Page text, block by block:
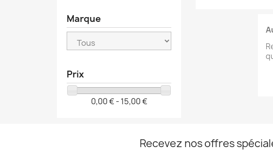
Marque
Prix
0,00 € - 15,00 €
Recevez nos offres